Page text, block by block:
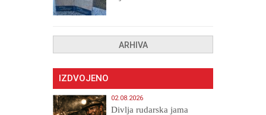
ARHIVA
IZDVOJENO
02.08.2026
Divlja rudarska jama